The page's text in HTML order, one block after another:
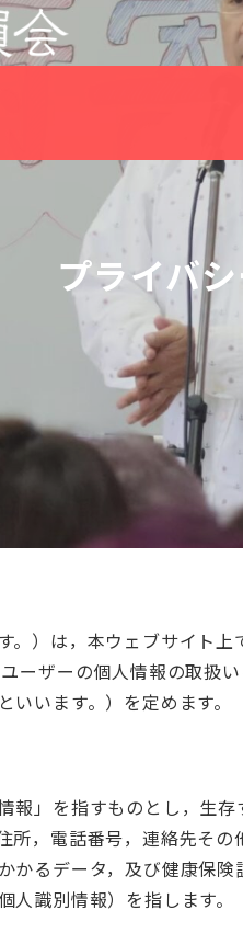
プライバ
）は，本ウェブサイト上
ーザーの個人情報の取扱
います。）を定めます。
報」を指すものとし，生
，電話番号，連絡先その
かるデータ，及び健康保険
識別情報）を指します。